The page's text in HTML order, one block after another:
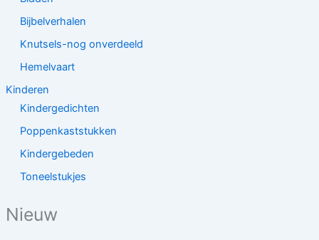
Bijbelverhalen
Knutsels-nog onverdeeld
Hemelvaart
Kinderen
Kindergedichten
Poppenkaststukken
Kindergebeden
Toneelstukjes
Nieuw